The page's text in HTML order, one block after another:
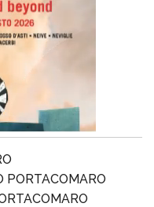
PORTACOMARO